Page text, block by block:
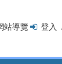
站導覽 登入